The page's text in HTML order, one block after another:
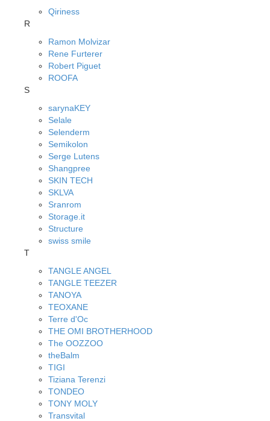
Qiriness
R
Ramon Molvizar
Rene Furterer
Robert Piguet
ROOFA
S
sarynaKEY
Selale
Selenderm
Semikolon
Serge Lutens
Shangpree
SKIN TECH
SKLVA
Sranrom
Storage.it
Structure
swiss smile
T
TANGLE ANGEL
TANGLE TEEZER
TANOYA
TEOXANE
Terre d'Oc
THE OMI BROTHERHOOD
The OOZZOO
theBalm
TIGI
Tiziana Terenzi
TONDEO
TONY MOLY
Transvital